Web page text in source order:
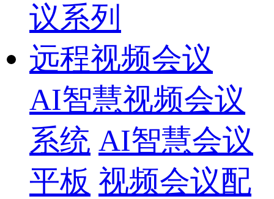
议系列
远程视频会议
AI智慧视频会议
系统 AI智慧会议
平板 视频会议配